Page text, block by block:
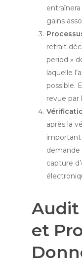
gains
retrait
period »
laquelle
possible.
revue par
après la
demande
capture
Audit
et